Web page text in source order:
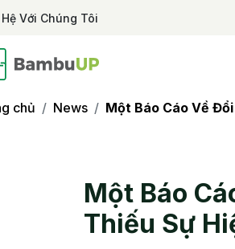
Với Chúng Tôi
chủ
News Một Báo Cáo Về
Một Báo
Thiếu Sự